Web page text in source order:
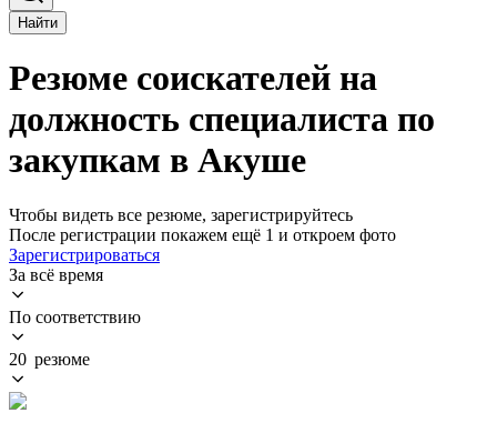
Найти
Резюме соискателей на
должность специалиста по
закупкам в Акуше
Чтобы видеть все резюме, зарегистрируйтесь
После регистрации покажем ещё 1 и откроем фото
Зарегистрироваться
За всё время
По соответствию
20 резюме